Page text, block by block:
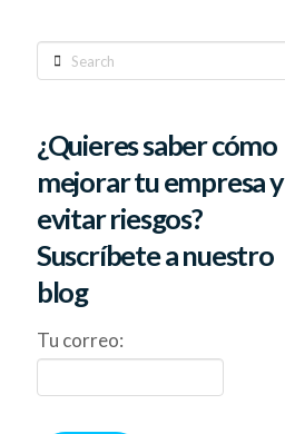
Search
¿Quieres saber cómo
mejorar tu empresa y
evitar riesgos?
Suscríbete a nuestro
blog
Tu correo: